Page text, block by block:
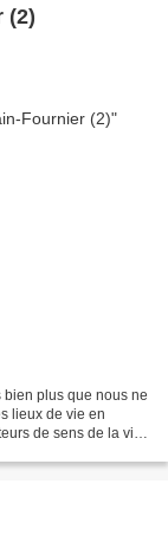
(2)
lieux de vie en
de sens de la vie